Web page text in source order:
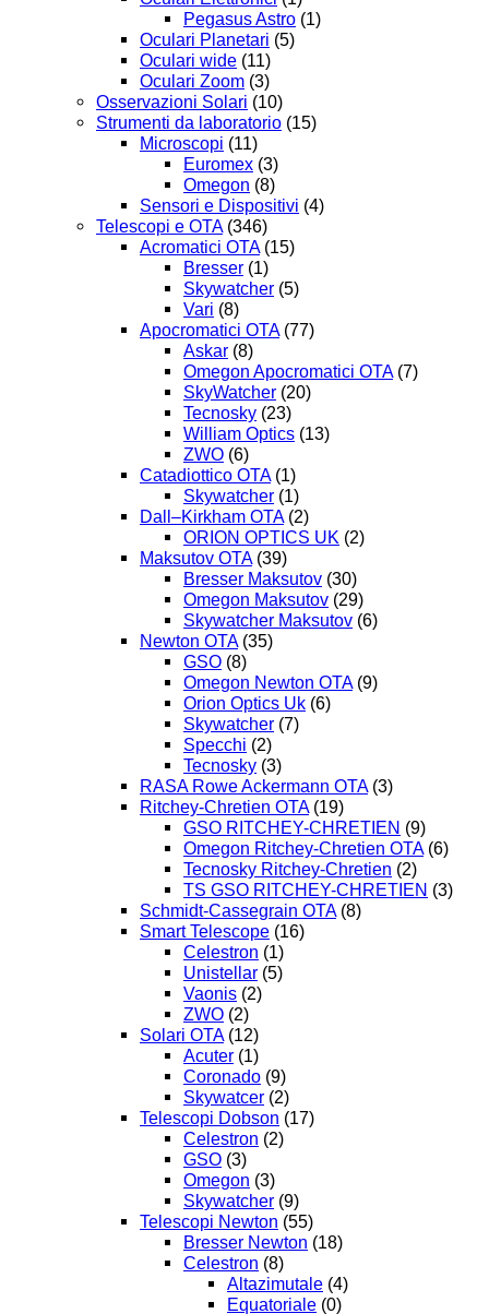
Pegasus Astro (1)
Oculari Planetari (5)
Oculari wide (11)
Oculari Zoom (3)
Osservazioni Solari (10)
Strumenti da laboratorio (15)
Microscopi (11)
Euromex (3)
Omegon (8)
Sensori e Dispositivi (4)
Telescopi e OTA (346)
Acromatici OTA (15)
Bresser (1)
Skywatcher (5)
Vari (8)
Apocromatici OTA (77)
Askar (8)
Omegon Apocromatici OTA (7)
SkyWatcher (20)
Tecnosky (23)
William Optics (13)
ZWO (6)
Catadiottico OTA (1)
Skywatcher (1)
Dall–Kirkham OTA (2)
ORION OPTICS UK (2)
Maksutov OTA (39)
Bresser Maksutov (30)
Omegon Maksutov (29)
Skywatcher Maksutov (6)
Newton OTA (35)
GSO (8)
Omegon Newton OTA (9)
Orion Optics Uk (6)
Skywatcher (7)
Specchi (2)
Tecnosky (3)
RASA Rowe Ackermann OTA (3)
Ritchey-Chretien OTA (19)
GSO RITCHEY-CHRETIEN (9)
Omegon Ritchey-Chretien OTA (6)
Tecnosky Ritchey-Chretien (2)
TS GSO RITCHEY-CHRETIEN (3)
Schmidt-Cassegrain OTA (8)
Smart Telescope (16)
Celestron (1)
Unistellar (5)
Vaonis (2)
ZWO (2)
Solari OTA (12)
Acuter (1)
Coronado (9)
Skywatcer (2)
Telescopi Dobson (17)
Celestron (2)
GSO (3)
Omegon (3)
Skywatcher (9)
Telescopi Newton (55)
Bresser Newton (18)
Celestron (8)
Altazimutale (4)
Equatoriale (0)